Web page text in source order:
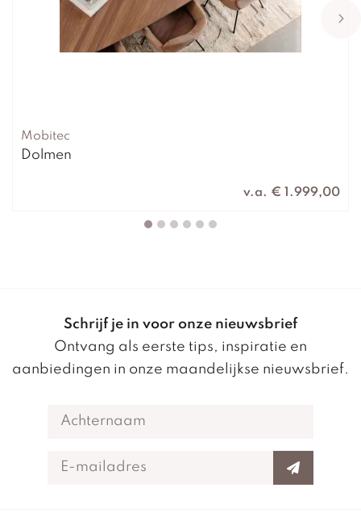
Mobitec
Dolmen
v.a. € 1.999,00
Schrijf je in voor onze nieuwsbrief
Ontvang als eerste tips, inspiratie en
aanbiedingen in onze maandelijkse nieuwsbrief.